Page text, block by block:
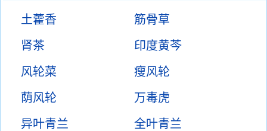
土藿香
筋骨草
肾茶
印度黄芩
风轮菜
瘦风轮
荫风轮
万毒虎
异叶青兰
全叶青兰